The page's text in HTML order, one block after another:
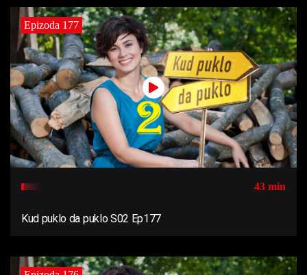
Epizoda 177
43 min
Kud puklo da puklo S02 Ep177